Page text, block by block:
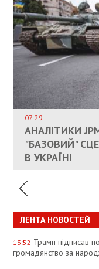
КАНДИДАТ В
ЕС
УКРАИНЕ
07:29
АНАЛІТИКИ
"БАЗОВИЙ"
В УКРАЇНІ
ВЛАСНИКАМ
ДОЗВОЛИЛИ
ИНТЕГРАЦИЯ
СОСТОИТСЯ В
РЮТТЕ
ПАЛИВНИЙ
АНАЛІТИКИ
СПЕКУЛЯЦІЇ
ЛЕНТА НОВОСТЕЙ
13:52 Трамп підписав
громадянство за